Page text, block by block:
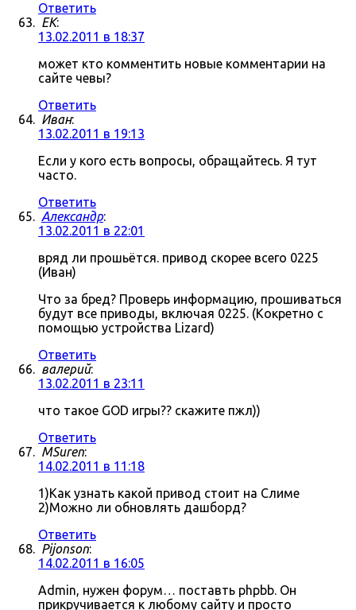
Ответить
ЕK:
13.02.2011 в 18:37
может кто комментить новые комментарии на
сайте чевы?
Ответить
Иван:
13.02.2011 в 19:13
Если у кого есть вопросы, обращайтесь. Я тут
часто.
Ответить
Александр:
13.02.2011 в 22:01
вряд ли прошьётся. привод скорее всего 0225
(Иван)
Что за бред? Проверь информацию, прошиваться
будут все приводы, включая 0225. (Кокретно с
помощью устройства Lizard)
Ответить
валерий:
13.02.2011 в 23:11
что такое GOD игры?? скажите пжл))
Ответить
MSuren:
14.02.2011 в 11:18
1)Как узнать какой привод стоит на Слиме
2)Можно ли обновлять дашборд?
Ответить
Pijonson:
14.02.2011 в 16:05
Admin, нужен форум… поставть phpbb. Он
прикручивается к любому сайту и просто